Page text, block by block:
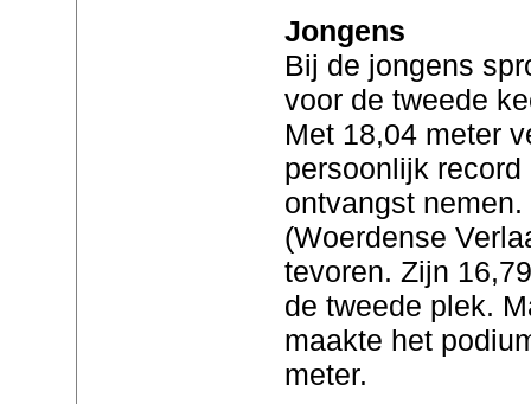
Jongens
Bij de jongens
voor de tweede
Met 18,04 meter
persoonlijk
ontvangst
(Woerdense
tevoren. Zijn
de tweede plek.
maakte het
meter.